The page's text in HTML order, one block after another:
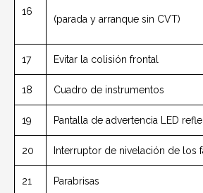
16
(parada y arranque sin CVT)
17 Evitar la colisión frontal
18 Cuadro de instrumentos
19 Pantalla de advertencia LED
20 Interruptor de nivelación de los
21 Parabrisas